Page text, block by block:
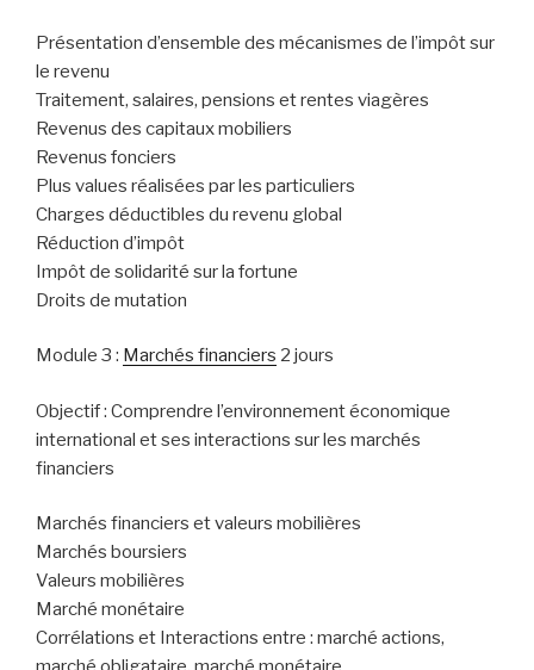
Présentation d’ensemble des mécanismes de l’impôt sur
le revenu
Traitement, salaires, pensions et rentes viagères
Revenus des capitaux mobiliers
Revenus fonciers
Plus values réalisées par les particuliers
Charges déductibles du revenu global
Réduction d’impôt
Impôt de solidarité sur la fortune
Droits de mutation
Module 3 : Marchés financiers 2 jours
Objectif : Comprendre l’environnement économique
international et ses interactions sur les marchés
financiers
Marchés financiers et valeurs mobilières
Marchés boursiers
Valeurs mobilières
Marché monétaire
Corrélations et Interactions entre : marché actions,